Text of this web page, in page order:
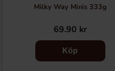
Milky Way Minis 333g
69.90 kr
Köp